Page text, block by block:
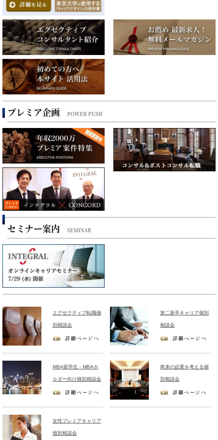
プレミア企画 POWER PUSH
セミナー案内 SEMINAR
エグゼクティブ転職個
別相談会
第二新卒キャリア個別
相談会
MBA留学生・MBAホ
ルダー向け個別相談会
将来の起業を考える個
別相談会
女性プレミアキャリア
個別相談会